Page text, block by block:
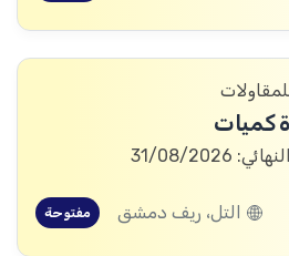
كميات
31/08/2026
التل، ريف دمشق مفتوحة